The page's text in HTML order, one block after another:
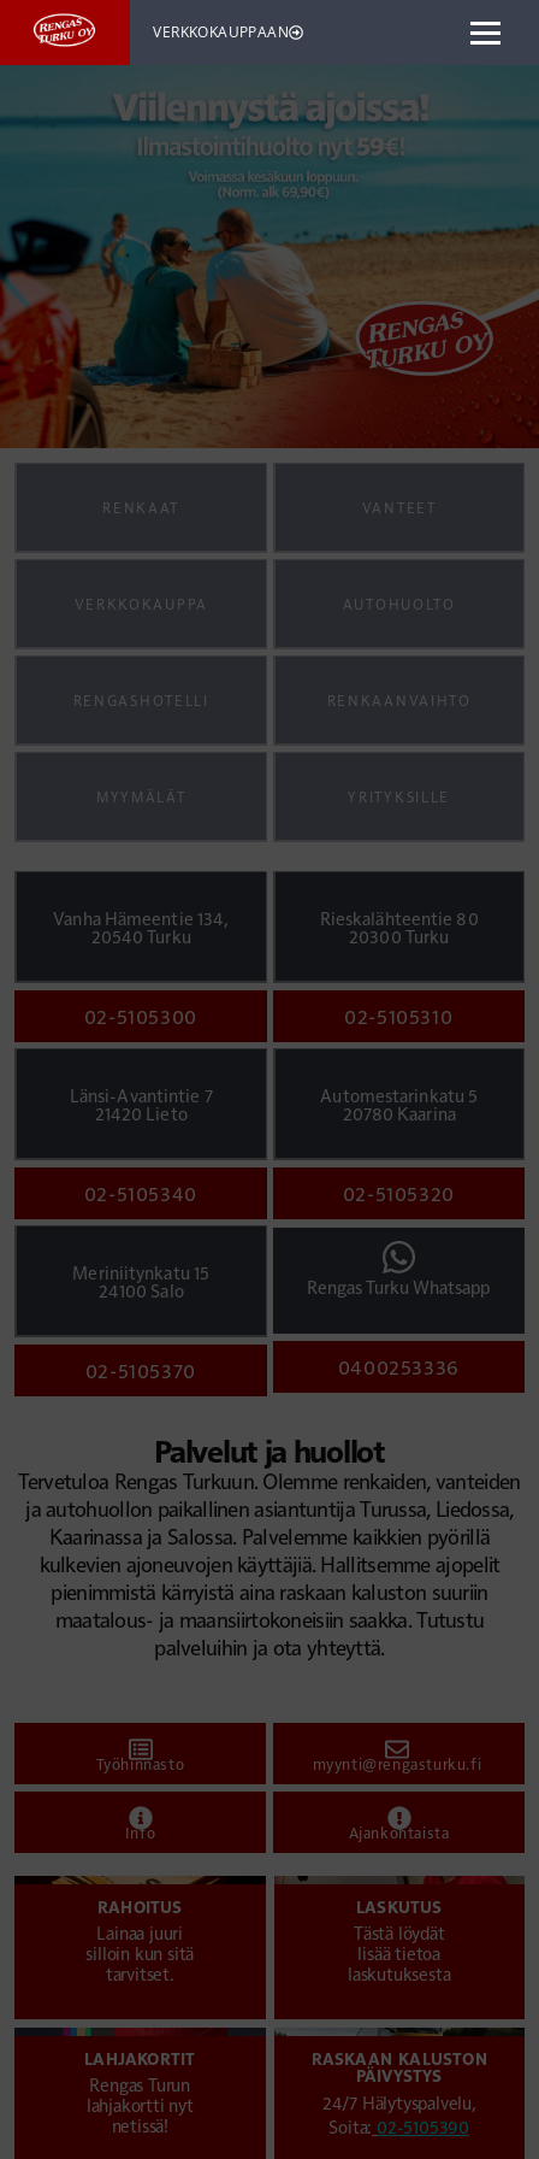
VERKKOKAUPPAAN
RENKAAT VANTEET
VERKKOKAUPPA AUTOHUOLTO
RENGASHOTELLI RENKAANVAIHTO
MYYMÄLÄT YRITYKSILLE
Vanha Hämeentie 134,
20540 Turku
02-5105300
Rieskalähteentie 80
20300 Turku
02-5105310
Länsi-Avantintie 7
21420 Lieto
02-5105340
Automestarinkatu 5
20780 Kaarina
02-5105320
Meriniitynkatu 15
24100 Salo
02-5105370
Rengas Turku Whatsapp
0400253336
Palvelut ja huollot
Tervetuloa Rengas Turkuun. Olemme renkaiden, vanteiden
ja autohuollon paikallinen asiantuntija Turussa, Liedossa,
Kaarinassa ja Salossa. Palvelemme kaikkien pyörillä
kulkevien ajoneuvojen käyttäjiä. Hallitsemme ajopelit
pienimmistä kärryistä aina raskaan kaluston suuriin
maatalous- ja maansiirtokoneisiin saakka. Tutustu
palveluihin ja ota yhteyttä.
Työhinnasto myynti@rengasturku.fi
Info Ajankohtaista
RAHOITUS
Lainaa juuri
silloin kun sitä
tarvitset.
LASKUTUS
Tästä löydät
lisää tietoa
laskutuksesta
LAHJAKORTIT
Rengas Turun
lahjakortti nyt
netissä!
RASKAAN KALUSTON
PÄIVYSTYS
24/7 Hälytyspalvelu,
Soita: 02-5105390